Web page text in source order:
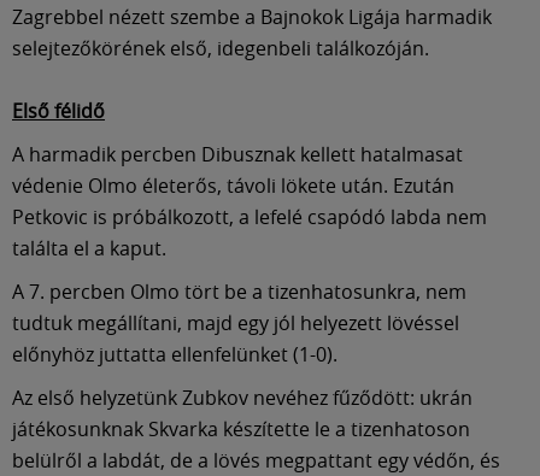
Zagrebbel nézett szembe a Bajnokok Ligája harmadik
selejtezőkörének első, idegenbeli találkozóján.
Első félidő
A harmadik percben Dibusznak kellett hatalmasat
védenie Olmo életerős, távoli lökete után. Ezután
Petkovic is próbálkozott, a lefelé csapódó labda nem
találta el a kaput.
A 7. percben Olmo tört be a tizenhatosunkra, nem
tudtuk megállítani, majd egy jól helyezett lövéssel
előnyhöz juttatta ellenfelünket (1-0).
Az első helyzetünk Zubkov nevéhez fűződött: ukrán
játékosunknak Skvarka készítette le a tizenhatoson
belülről a labdát, de a lövés megpattant egy védőn, és
Közösség
Múzeum
English